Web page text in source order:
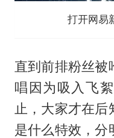
打开网易
直到前排粉丝被
唱因为吸入飞
止，大家才在
是什么特效，分